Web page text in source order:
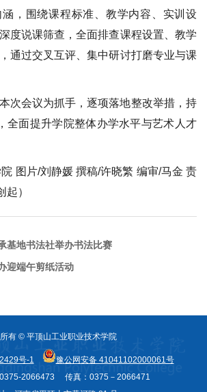
，围绕课程标准、教学内容、实训设
度说课筛查，全面排查课程设置、教学
通过交叉互评、集中研讨打磨专业与课
次会议为抓手，逐项落地整改举措，持
全面提升学院整体办学水平与艺术人才
院 图片/刘静媛 撰稿/许晓繁 编审/马金 责
起）
基地书法社举办书法比赛
迎端午剪纸活动
有 © 平顶山工业职业技术学院
号-1
豫公网安备 41041102000061号
2066473 传真：0375－2066471